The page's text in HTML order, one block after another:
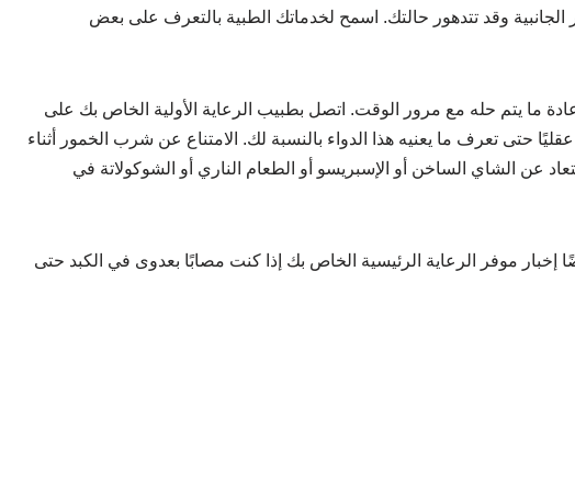
وقد تتدهور حالتك. اسمح لخدماتك الطبية بالتعرف على بعض
ما يتم حله مع مرور الوقت. اتصل بطبيب الرعاية الأولية الخاص بك على
حتى تعرف ما يعنيه هذا الدواء بالنسبة لك. الامتناع عن شرب الخمور أثناء
عن الشاي الساخن أو الإسبريسو أو الطعام الناري أو الشوكولاتة في
موفر الرعاية الرئيسية الخاص بك إذا كنت مصابًا بعدوى في الكبد حتى